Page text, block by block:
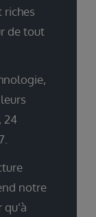
riches
de tout
24
notre